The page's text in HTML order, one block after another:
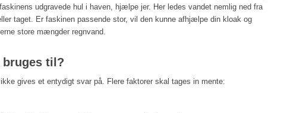
udgravede hul i haven, hjælpe jer. Her ledes vandet nemlig ned fra
taget. Er faskinen passende stor, vil den kunne afhjælpe din kloak og
store mængder regnvand.
bruges til?
gives et entydigt svar på. Flere faktorer skal tages in mente: